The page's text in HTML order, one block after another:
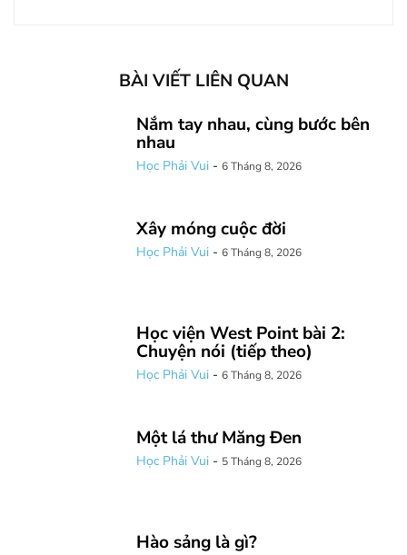
BÀI VIẾT LIÊN QUAN
Nắm tay nhau, cùng bước bên
nhau
Học Phải Vui - 6 Tháng 8, 2026
Xây móng cuộc đời
Học Phải Vui - 6 Tháng 8, 2026
Học viện West Point bài 2:
Chuyện nói (tiếp theo)
Học Phải Vui - 6 Tháng 8, 2026
Một lá thư Măng Đen
Học Phải Vui - 5 Tháng 8, 2026
Hào sảng là gì?